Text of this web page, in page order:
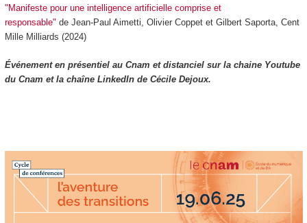
"Manifeste pour une intelligence artificielle comprise et
responsable" de Jean-Paul Aimetti, Olivier Coppet et Gilbert Saporta, Cent
Mille Milliards (2024)
Événement en présentiel au Cnam et distanciel sur la chaine Youtube
du Cnam et la chaîne LinkedIn de Cécile Dejoux.